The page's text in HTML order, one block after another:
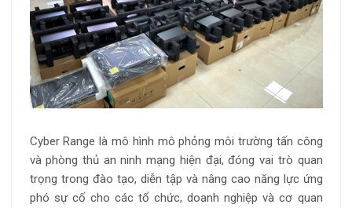
Cyber Range là mô hình mô phỏng môi trường tấn công
và phòng thủ an ninh mạng hiện đại, đóng vai trò quan
trọng trong đào tạo, diễn tập và nâng cao năng lực ứng
phó sự cố cho các tổ chức, doanh nghiệp và cơ quan